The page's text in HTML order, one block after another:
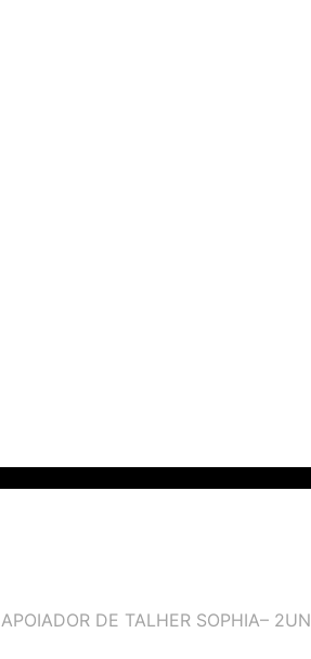
APOIADOR DE TALHER SOPHIA– 2UN